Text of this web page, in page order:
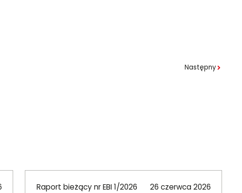
Następny
Raport bieżący nr EBI 1/2026 26 czerwca 2026